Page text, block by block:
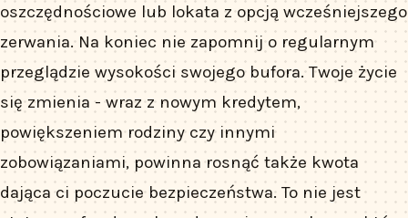
oszczędnościowe lub lokata z opcją wcześniejszego
zerwania. Na koniec nie zapomnij o regularnym
przeglądzie wysokości swojego bufora. Twoje życie
się zmienia - wraz z nowym kredytem,
powiększeniem rodziny czy innymi
zobowiązaniami, powinna rosnąć także kwota
dająca ci poczucie bezpieczeństwa. To nie jest